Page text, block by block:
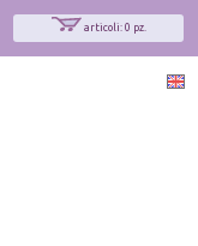
articoli: 0 pz.